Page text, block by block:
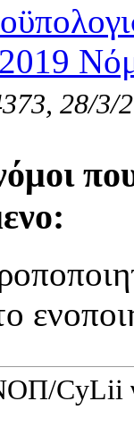
28/3/
CyLii